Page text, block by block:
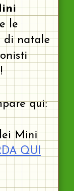
le
di natale
!
qui:
Mini
QUI